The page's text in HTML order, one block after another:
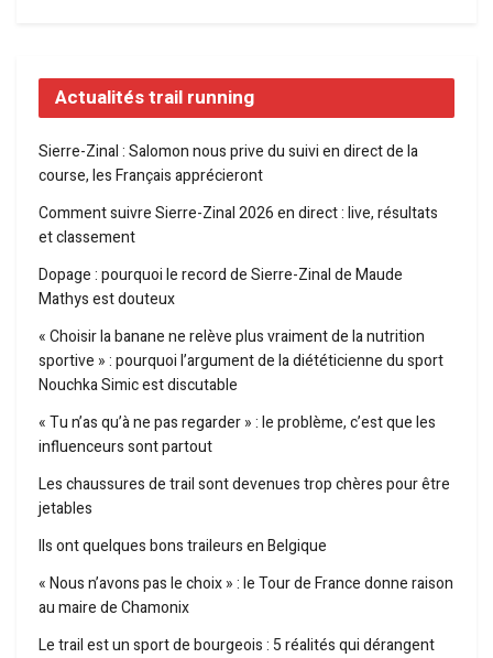
Actualités trail running
Sierre-Zinal : Salomon nous prive du suivi en direct de la
course, les Français apprécieront
Comment suivre Sierre-Zinal 2026 en direct : live, résultats
et classement
Dopage : pourquoi le record de Sierre-Zinal de Maude
Mathys est douteux
« Choisir la banane ne relève plus vraiment de la nutrition
sportive » : pourquoi l’argument de la diététicienne du sport
Nouchka Simic est discutable
« Tu n’as qu’à ne pas regarder » : le problème, c’est que les
influenceurs sont partout
Les chaussures de trail sont devenues trop chères pour être
jetables
Ils ont quelques bons traileurs en Belgique
« Nous n’avons pas le choix » : le Tour de France donne raison
au maire de Chamonix
Le trail est un sport de bourgeois : 5 réalités qui dérangent